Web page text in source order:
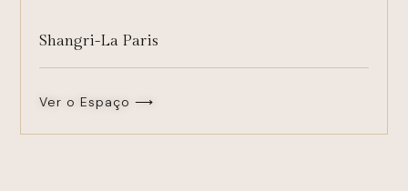
Shangri-La Paris
Ver o Espaço ⟶